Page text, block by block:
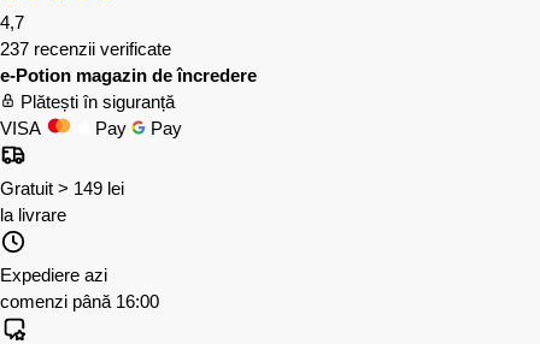
4,7
237 recenzii verificate
e-Potion magazin de încredere
Plătești în siguranță
VISA
Pay Pay
Gratuit > 149 lei
la livrare
Expediere azi
comenzi până 16:00